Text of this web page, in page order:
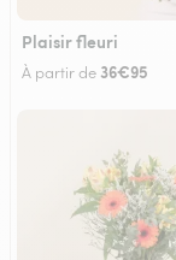
Plaisir fleuri
À partir de 36€95